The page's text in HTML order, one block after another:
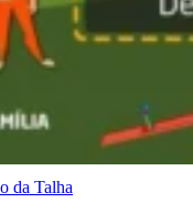
da Talha